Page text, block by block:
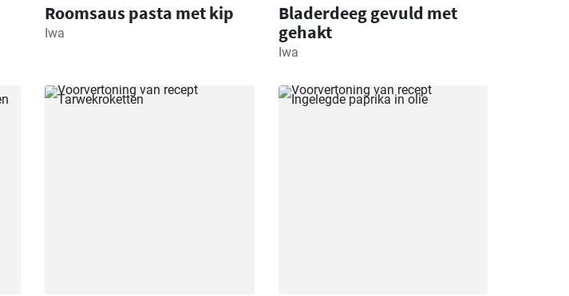
Roomsaus pasta met kip
Iwa
Bladerdeeg gevuld met
gehakt
Iwa